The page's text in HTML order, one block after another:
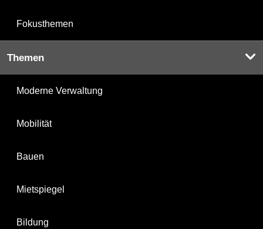
Fokusthemen
Themen
Moderne Verwaltung
Mobilität
Bauen
Mietspiegel
Bildung